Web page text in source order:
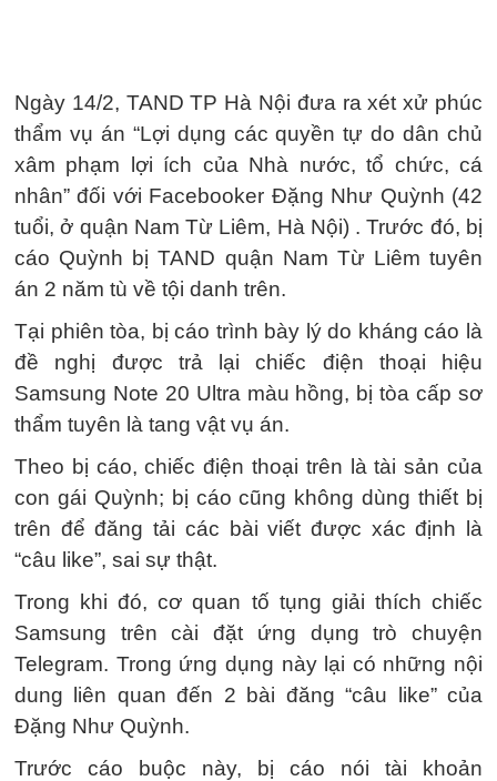
Ngày 14/2, TAND TP Hà Nội đưa ra xét xử phúc
thẩm vụ án “Lợi dụng các quyền tự do dân chủ
xâm phạm lợi ích của Nhà nước, tổ chức, cá
nhân” đối với Facebooker Đặng Như Quỳnh (42
tuổi, ở quận Nam Từ Liêm, Hà Nội) . Trước đó, bị
cáo Quỳnh bị TAND quận Nam Từ Liêm tuyên
án 2 năm tù về tội danh trên.
Tại phiên tòa, bị cáo trình bày lý do kháng cáo là
đề nghị được trả lại chiếc điện thoại hiệu
Samsung Note 20 Ultra màu hồng, bị tòa cấp sơ
thẩm tuyên là tang vật vụ án.
Theo bị cáo, chiếc điện thoại trên là tài sản của
con gái Quỳnh; bị cáo cũng không dùng thiết bị
trên để đăng tải các bài viết được xác định là
“câu like”, sai sự thật.
Trong khi đó, cơ quan tố tụng giải thích chiếc
Samsung trên cài đặt ứng dụng trò chuyện
Telegram. Trong ứng dụng này lại có những nội
dung liên quan đến 2 bài đăng “câu like” của
Đặng Như Quỳnh.
Trước cáo buộc này, bị cáo nói tài khoản